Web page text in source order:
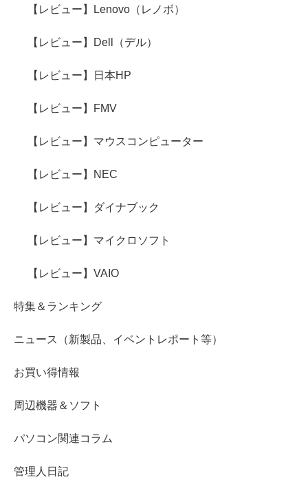
【レビュー】Lenovo（レノボ）
【レビュー】Dell（デル）
【レビュー】日本HP
【レビュー】FMV
【レビュー】マウスコンピューター
【レビュー】NEC
【レビュー】ダイナブック
【レビュー】マイクロソフト
【レビュー】VAIO
特集＆ランキング
ニュース（新製品、イベントレポート等）
お買い得情報
周辺機器＆ソフト
パソコン関連コラム
管理人日記